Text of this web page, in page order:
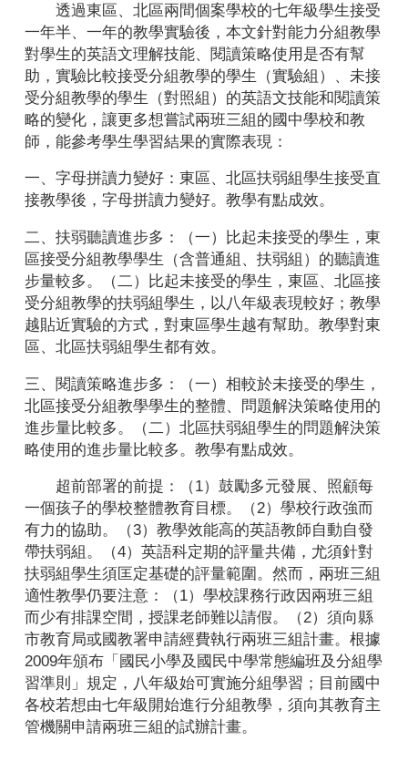
透過東區、北區兩間個案學校的七年級學生接受
一年半、一年的教學實驗後，本文針對能力分組教學
對學生的英語文理解技能、閱讀策略使用是否有幫
助，實驗比較接受分組教學的學生（實驗組）、未接
受分組教學的學生（對照組）的英語文技能和閱讀策
略的變化，讓更多想嘗試兩班三組的國中學校和教
師，能參考學生學習結果的實際表現：
一、字母拼讀力變好：東區、北區扶弱組學生接受直
接教學後，字母拼讀力變好。教學有點成效。
二、扶弱聽讀進步多：（一）比起未接受的學生，東
區接受分組教學學生（含普通組、扶弱組）的聽讀進
步量較多。（二）比起未接受的學生，東區、北區接
受分組教學的扶弱組學生，以八年級表現較好；教學
越貼近實驗的方式，對東區學生越有幫助。教學對東
區、北區扶弱組學生都有效。
三、閱讀策略進步多：（一）相較於未接受的學生，
北區接受分組教學學生的整體、問題解決策略使用的
進步量比較多。（二）北區扶弱組學生的問題解決策
略使用的進步量比較多。教學有點成效。
超前部署的前提：（1）鼓勵多元發展、照顧每
一個孩子的學校整體教育目標。（2）學校行政強而
有力的協助。（3）教學效能高的英語教師自動自發
帶扶弱組。（4）英語科定期的評量共備，尤須針對
扶弱組學生須匡定基礎的評量範圍。然而，兩班三組
適性教學仍要注意：（1）學校課務行政因兩班三組
而少有排課空間，授課老師難以請假。（2）須向縣
市教育局或國教署申請經費執行兩班三組計畫。根據
2009年頒布「國民小學及國民中學常態編班及分組學
習準則」規定，八年級始可實施分組學習；目前國中
各校若想由七年級開始進行分組教學，須向其教育主
管機關申請兩班三組的試辦計畫。